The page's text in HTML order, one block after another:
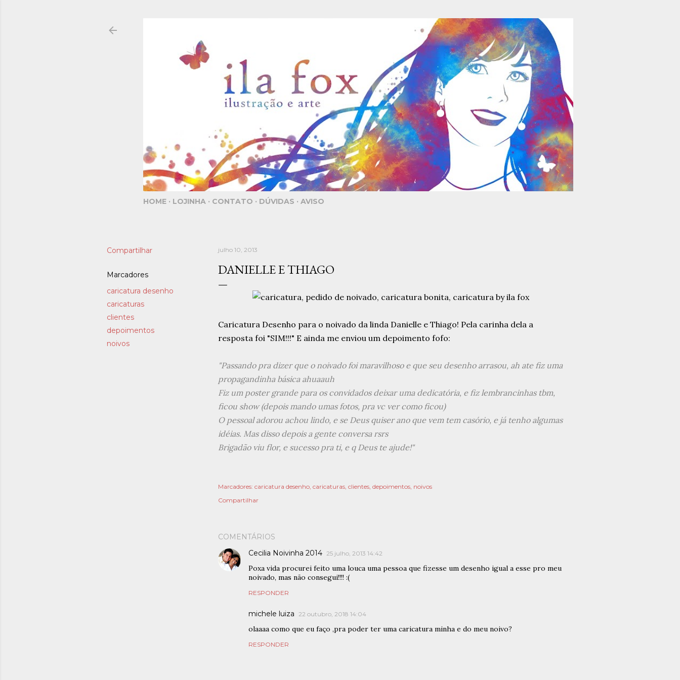
HOME LOJINHA CONTATO DÚVIDAS AVISO
Compartilhar
Marcadores
caricatura desenho
caricaturas
clientes
depoimentos
noivos
julho 10, 2013
DANIELLE E THIAGO
Caricatura Desenho para o noivado da linda Danielle e Thiago! Pela carinha dela a
resposta foi "SIM!!!" E ainda me enviou um depoimento fofo:
"Passando pra dizer que o noivado foi maravilhoso e que seu desenho arrasou, ah ate fiz uma
propagandinha básica ahuaauh
Fiz um poster grande para os convidados deixar uma dedicatória, e fiz lembrancinhas tbm,
ficou show (depois mando umas fotos, pra vc ver como ficou)
O pessoal adorou achou lindo, e se Deus quiser ano que vem tem casório, e já tenho algumas
idéias. Mas disso depois a gente conversa rsrs
Brigadão viu flor, e sucesso pra ti, e q Deus te ajude!"
Marcadores: caricatura desenho caricaturas clientes depoimentos noivos
Compartilhar
COMENTÁRIOS
Cecilia Noivinha 2014 25 julho, 2013 14:42
Poxa vida procurei feito uma louca uma pessoa que fizesse um desenho igual a esse pro meu
noivado, mas não consegui!!!! :(
RESPONDER
michele luiza 22 outubro, 2018 14:04
olaaaa como que eu faço ,pra poder ter uma caricatura minha e do meu noivo?
RESPONDER